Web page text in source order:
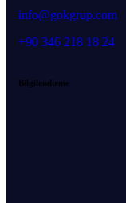
info@gokgrup.com
+90 346 218 18 24
Bilgilendirme